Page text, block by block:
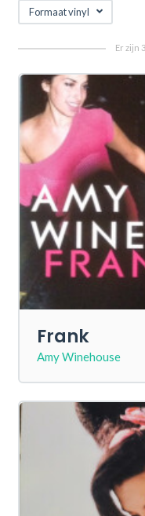
Formaat vinyl
Frank
Amy Winehouse